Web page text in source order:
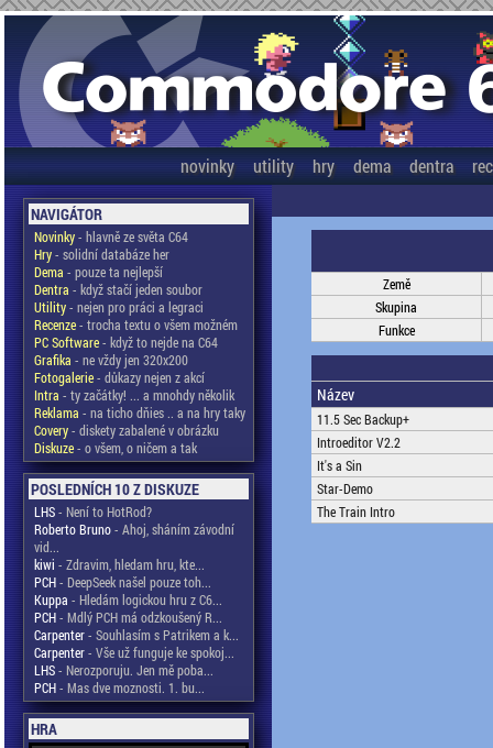
novinky utility hry dema dentra
NAVIGÁTOR
Novinky- hlavně ze světa C64
Hry- solidní databáze her
Dema - pouze ta nejlepší
Dentra - když stačí jeden soubor
Utility- nejen pro práci a legraci
Recenze- trocha textu o všem možném
PC Software- když to nejde na C64
Grafika - ne vždy jen 320x200
Fotogalerie- důkazy nejen z akcí
Intra - ty začátky! ... a mnohdy několik
Reklama - na ticho dňies .. a na hry taky
Covery- diskety zabalené v obrázku
Diskuze- o všem, o ničem a tak
POSLEDNÍCH 10 Z DISKUZE
LHS- Není to HotRod?
Roberto Bruno- Ahoj, sháním závodní
vid...
kiwi - Zdravim, hledam hru, kte...
PCH- DeepSeek našel pouze toh...
Kuppa - Hledám logickou hru z C6...
PCH- Mdlý PCH má odzkoušený R...
Carpenter- Souhlasím s Patrikem a k...
Carpenter- Vše už funguje ke spokoj...
LHS- Nerozporuju. Jen mě poba...
PCH- Mas dve moznosti. 1. bu...
HRA
Země
Skupina
Funkce
Název
11.5 Sec Backup+
Introeditor V2.2
It's a Sin
Star-Demo
The Train Intro